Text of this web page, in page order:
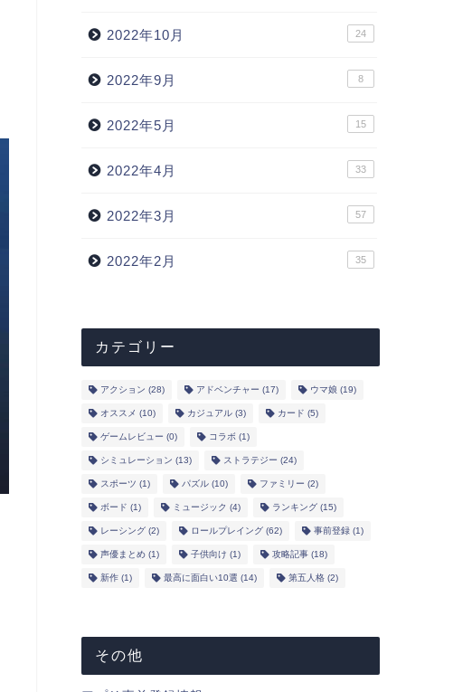
2022年10月 24
2022年9月 8
2022年5月 15
2022年4月 33
2022年3月 57
2022年2月 35
カテゴリー
アクション (28) アドベンチャー (17) ウマ娘 (19)
オススメ (10) カジュアル(3) カード (5)
ゲームレビュー (0) コラボ (1)
シミュレーション (13) ストラテジー (24)
スポーツ (1) パズル(10) ファミリー (2)
ボード (1) ミュージック (4) ランキング(15)
レーシング(2) ロールプレイング(62) 事前登録(1)
声優まとめ(1) 子供向け (1) 攻略記事(18)
新作(1) 最高に面白い10選 (14) 第五人格(2)
その他